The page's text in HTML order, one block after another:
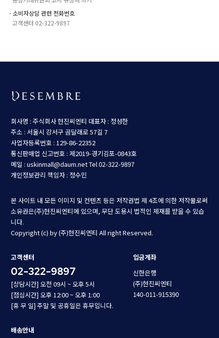
ㆍ소비자상담 관련 전화번호
고객센터 02-322-9897
회사명 : 주식회사 현진씨엔티 대표자 : 정성한
주소 : 서울시 강서구 곰달래로 57길 7
사업자등록번호 : 129-86-22352
통신판매업 신고번호 : 제2019-경기김포-0843호
메일 : uskinmall@daum.netTel 02-322-9897
개인정보관리 책임자 : 정수민
본 사이트 내 모든 이미지 및 컨텐츠 등은 저작권법 제 4조에 의한 저작물로써
소유권은(주)현진씨엔티에 있으며, 무단 도용시 법적인 제재를 받을 수 있습
니다.
Copyright (c) by (주)현진씨엔티 All right Reserved.
고객센터
02-322-9897
[상담시간] 오전 09시 ~ 오후 5시
[점심시간] 오후 12:00 ~ 오후 1:00
[휴 무 일] 주말 및 공휴일은 휴무입니다.
입금계좌
신한은행
(주)현진씨엔티
140-011-915390
배송안내